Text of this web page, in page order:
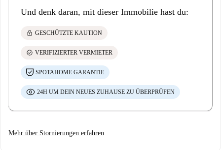
Und denk daran, mit dieser Immobilie hast du:
lock GESCHÜTZTE KAUTION
check_circle VERIFIZIERTER VERMIETER
SPOTAHOME GARANTIE
24H UM DEIN NEUES ZUHAUSE ZU ÜBERPRÜFEN
Mehr über Stornierungen erfahren